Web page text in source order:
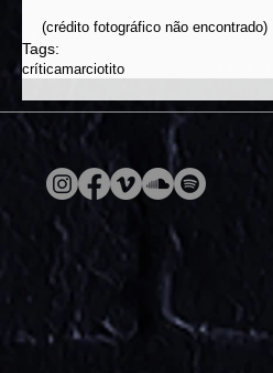
(crédito fotográfico não encontrado)
Tags:
críticamarciotito